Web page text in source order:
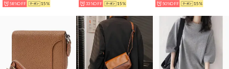
58%OFF 15% 33%OFF 15% 50%OFF 15%